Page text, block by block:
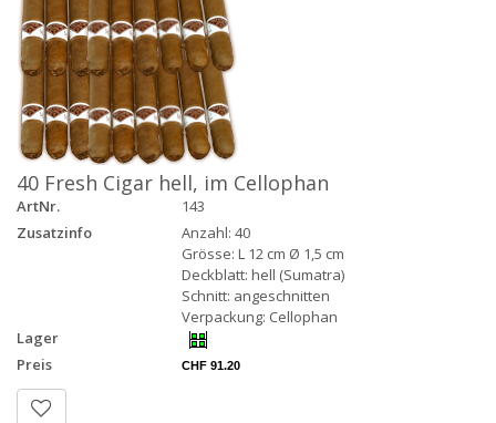
40 Fresh Cigar hell, im Cellophan
ArtNr.
143
Zusatzinfo
Anzahl: 40
Grösse: L 12 cm Ø 1,5 cm
Deckblatt: hell (Sumatra)
Schnitt: angeschnitten
Verpackung: Cellophan
Lager
Preis
CHF 91.20